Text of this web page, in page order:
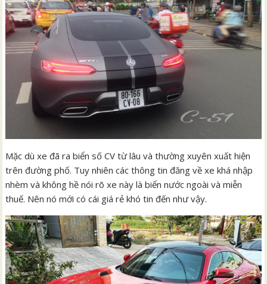
Mặc dù xe đã ra biển số CV từ lâu và thường xuyên xuất hiện
trên đường phố. Tuy nhiên các thông tin đăng về xe khá nhập
nhèm và không hề nói rõ xe này là biển nước ngoài và miễn
thuế. Nên nó mới có cái giá rẻ khó tin đến như vậy.